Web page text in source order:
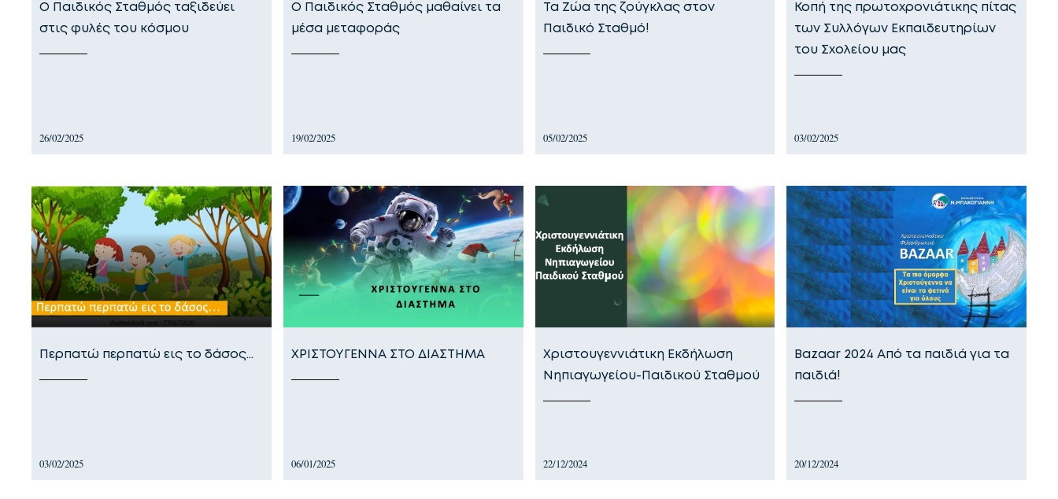
Ο Παιδικός Σταθμός ταξιδεύει
στις φυλές του κόσμου
26/02/2025
Ο Παιδικός Σταθμός μαθαίνει τα
μέσα μεταφοράς
19/02/2025
Τα Ζώα της ζούγκλας στον
Παιδικό Σταθμό!
05/02/2025
Κοπή της πρωτοχρονιάτικης πίτας
των Συλλόγων Εκπαιδευτηρίων
του Σχολείου μας
03/02/2025
Περπατώ περπατώ εις το δάσος…
03/02/2025
ΧΡΙΣΤΟΥΓΕΝΝΑ ΣΤΟ ΔΙΑΣΤΗΜΑ
06/01/2025
Χριστουγεννιάτικη Εκδήλωση
Νηπιαγωγείου-Παιδικού Σταθμού
22/12/2024
Bazaar 2024 Από τα παιδιά για τα
παιδιά!
20/12/2024